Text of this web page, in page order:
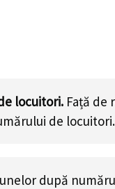
locuitori. Față de
de locuitori.
după